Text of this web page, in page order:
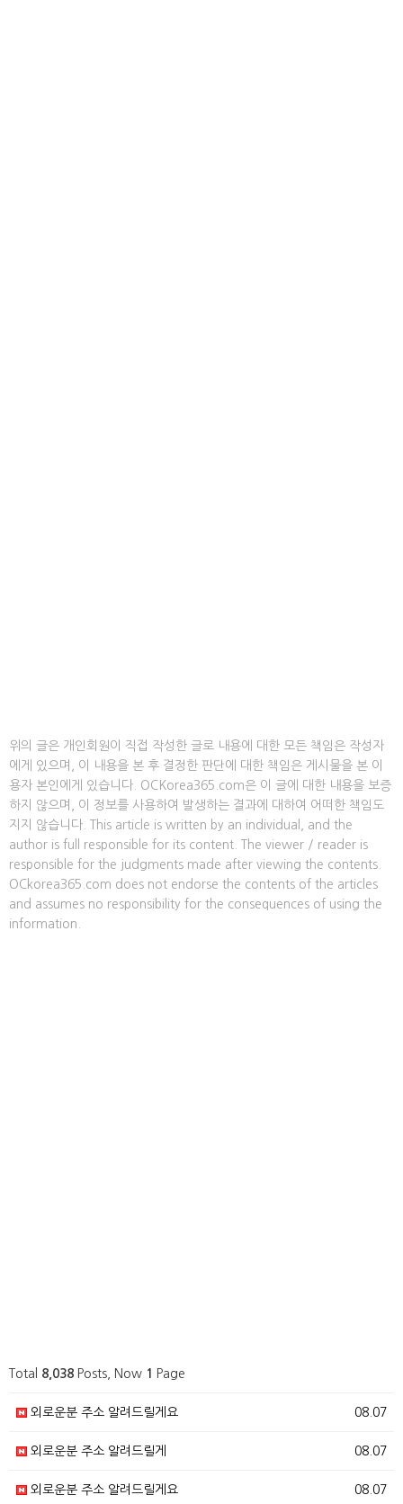
위의 글은 개인회원이 직접 작성한 글로 내용에 대한 모든 책임은 작성자
에게 있으며, 이 내용을 본 후 결정한 판단에 대한 책임은 게시물을 본 이
용자 본인에게 있습니다. OCKorea365.com은 이 글에 대한 내용을 보증
하지 않으며, 이 정보를 사용하여 발생하는 결과에 대하여 어떠한 책임도
지지 않습니다. This article is written by an individual, and the
author is full responsible for its content. The viewer / reader is
responsible for the judgments made after viewing the contents.
OCkorea365.com does not endorse the contents of the articles
and assumes no responsibility for the consequences of using the
information.
Total 8,038 Posts, Now 1 Page
08.07
외로운분 주소 알려드릴게요
08.07
외로운분 주소 알려드릴게
08.07
외로운분 주소 알려드릴게요